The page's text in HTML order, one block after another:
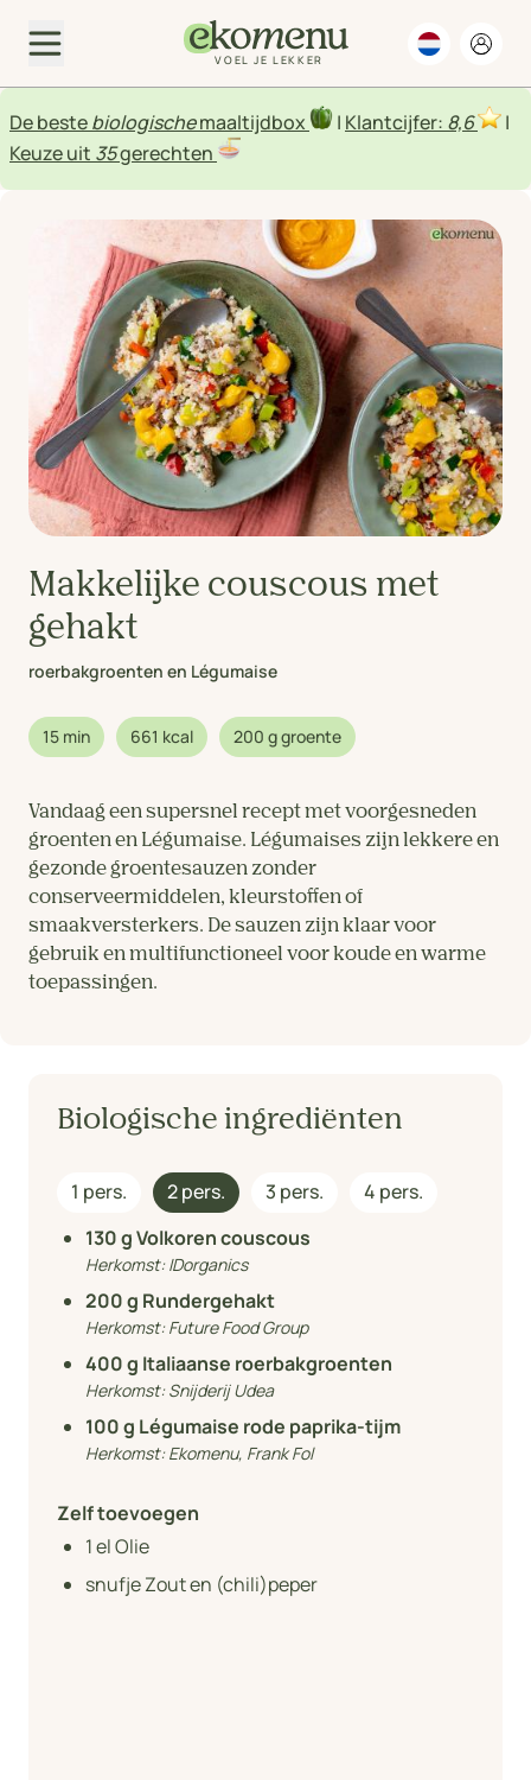
VOEL JE LEKKER
De bestebiologischemaaltijdbox | Klantcijfer: 8,6
|
Keuze uit 35gerechten
Makkelijke couscous met
gehakt
roerbakgroenten en Légumaise
15 min 661 kcal 200 g groente
Vandaag een supersnel recept met voorgesneden
groenten en Légumaise. Légumaises zijn lekkere en
gezonde groentesauzen zonder
conserveermiddelen, kleurstoffen of
smaakversterkers. De sauzen zijn klaar voor
gebruik en multifunctioneel voor koude en warme
toepassingen.
Biologische ingrediënten
1 pers. 2 pers. 3 pers.
4 pers.
130g Volkoren couscous
Herkomst:IDorganics
200g Rundergehakt
Herkomst:Future Food Group
400g Italiaanse roerbakgroenten
Herkomst:Snijderij Udea
100g Légumaise rode paprika-tijm
Herkomst:Ekomenu, Frank Fol
Zelf toevoegen
1el Olie
snufje Zout en (chili)peper